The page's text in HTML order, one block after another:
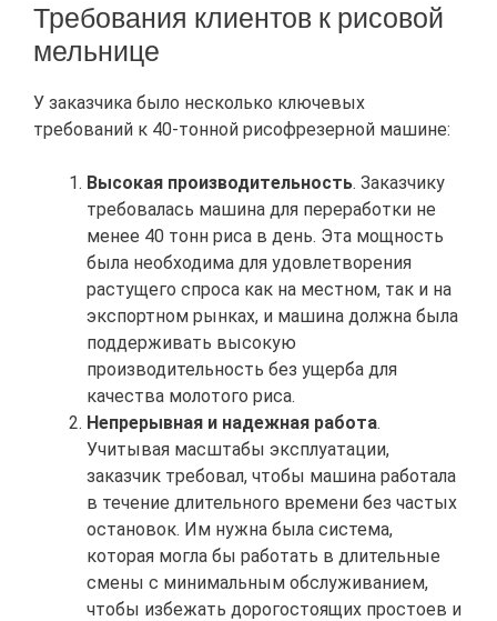
Требования клиентов к рисовой
мельнице
У заказчика было несколько ключевых
требований к 40-тонной рисофрезерной машине:
Высокая производительность. Заказчику
требовалась машина для переработки не
менее 40 тонн риса в день. Эта мощность
была необходима для удовлетворения
растущего спроса как на местном, так и на
экспортном рынках, и машина должна была
поддерживать высокую
производительность без ущерба для
качества молотого риса.
Непрерывная и надежная работа.
Учитывая масштабы эксплуатации,
заказчик требовал, чтобы машина работала
в течение длительного времени без частых
остановок. Им нужна была система,
которая могла бы работать в длительные
смены с минимальным обслуживанием,
чтобы избежать дорогостоящих простоев и